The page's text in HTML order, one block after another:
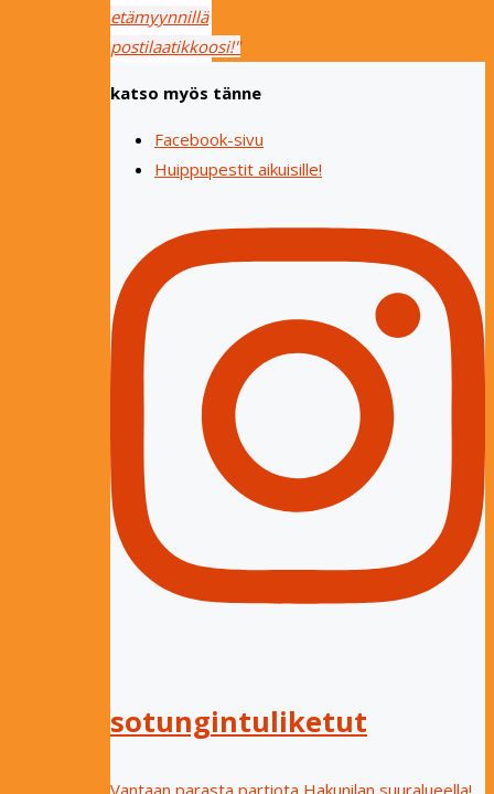
etämyynnillä
postilaatikkoosi!"
katso myös tänne
Facebook-sivu
Huippupestit aikuisille!
sotungintuliketut
Vantaan parasta partiota Hakunilan suuralueella!